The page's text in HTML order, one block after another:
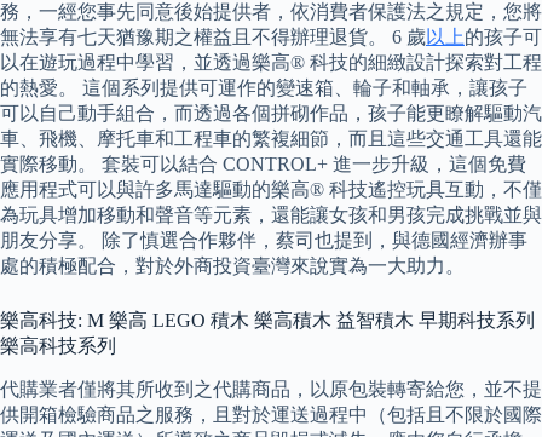
務，一經您事先同意後始提供者，依消費者保護法之規定，您將
無法享有七天猶豫期之權益且不得辦理退貨。 6 歲以上的孩子可
以在遊玩過程中學習，並透過樂高® 科技的細緻設計探索對工程
的熱愛。 這個系列提供可運作的變速箱、輪子和軸承，讓孩子
可以自己動手組合，而透過各個拼砌作品，孩子能更瞭解驅動汽
車、飛機、摩托車和工程車的繁複細節，而且這些交通工具還能
實際移動。 套裝可以結合 CONTROL+ 進一步升級，這個免費
應用程式可以與許多馬達驅動的樂高® 科技遙控玩具互動，不僅
為玩具增加移動和聲音等元素，還能讓女孩和男孩完成挑戰並與
朋友分享。 除了慎選合作夥伴，蔡司也提到，與德國經濟辦事
處的積極配合，對於外商投資臺灣來說實為一大助力。
樂高科技: M 樂高 LEGO 積木 樂高積木 益智積木 早期科技系列
樂高科技系列
代購業者僅將其所收到之代購商品，以原包裝轉寄給您，並不提
供開箱檢驗商品之服務，且對於運送過程中（包括且不限於國際